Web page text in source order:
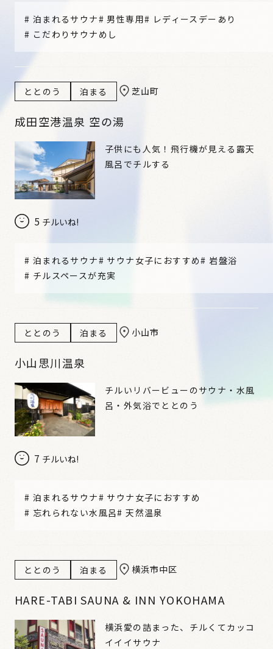
# 泊まれるサウナ#男性専用# レディースデーあり
# こだわりサウナめし
ととのう 泊まる 芝山町
成田空港温泉 空の湯
5 チルいね!
子供にも人気！飛行機が見える露天
風呂でチルする
# 泊まれるサウナ# サウナ女子におすすめ#岩盤浴
# チルスペースが充実
ととのう 泊まる 小山市
小山思川温泉
7 チルいね!
チルいリバービューのサウナ・水風
呂・外気浴でととのう
# 泊まれるサウナ# サウナ女子におすすめ
# 忘れられない水風呂#天然温泉
ととのう 泊まる 横浜市中区
HARE-TABI SAUNA & INN YOKOHAMA
横浜愛の詰まった、チルくてカッコ
イイイサウナ